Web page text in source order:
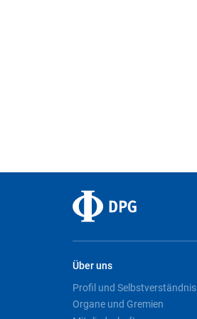
Über uns
Profil und Selbstverständnis
Organe und Gremien